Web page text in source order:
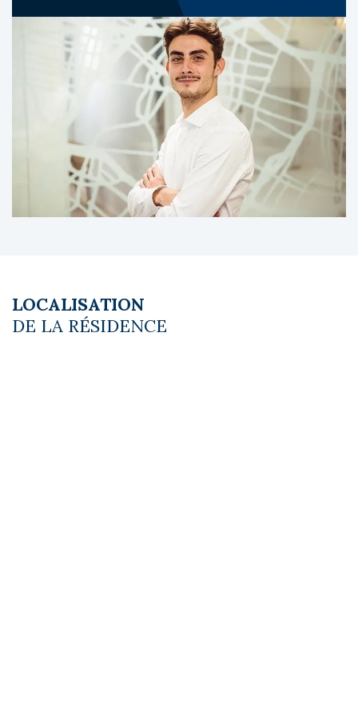
composée d’environ 100 logements en
À propos du gestionnaire occupant :
Appart’City est le n°1 de l’appart-hôtel en
France, exploitant plus de 90 résidences dans
l’Hexagone, avec une offre étoffée de
gammes 2 à 4 étoiles et une présence
affirmée sur le marché de l’hébergement
affaires et long séjour.
Les diagnostics sont en cours de réalisation.
27990 Bien soumis au statut juridique de la
Copropriété. Charges annuelles de
copropriété (Montant moyen annuel quote-
LOCALISATION
DE LA RÉSIDENCE